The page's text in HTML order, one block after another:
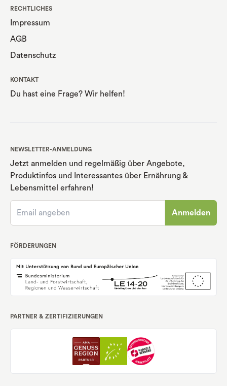
RECHTLICHES
Impressum
AGB
Datenschutz
KONTAKT
Du hast eine Frage? Wir helfen!
NEWSLETTER-ANMELDUNG
Jetzt anmelden und regelmäßig über Angebote,
Produktinfos und Interessantes über Ernährung &
Lebensmittel erfahren!
Anmelden
FÖRDERUNGEN
PARTNER & ZERTIFIZIERUNGEN